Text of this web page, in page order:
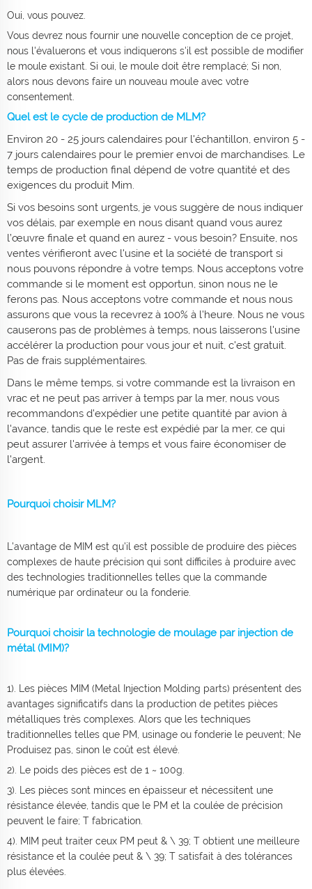
Oui, vous pouvez.
Vous devrez nous fournir une nouvelle conception de ce projet,
nous l'évaluerons et vous indiquerons s'il est possible de modifier
le moule existant. Si oui, le moule doit être remplacé; Si non,
alors nous devons faire un nouveau moule avec votre
consentement.
Quel est le cycle de production de MLM?
Environ 20 - 25 jours calendaires pour l'échantillon, environ 5 -
7 jours calendaires pour le premier envoi de marchandises. Le
temps de production final dépend de votre quantité et des
exigences du produit Mim.
Si vos besoins sont urgents, je vous suggère de nous indiquer
vos délais, par exemple en nous disant quand vous aurez
l’œuvre finale et quand en aurez - vous besoin? Ensuite, nos
ventes vérifieront avec l'usine et la société de transport si
nous pouvons répondre à votre temps. Nous acceptons votre
commande si le moment est opportun, sinon nous ne le
ferons pas. Nous acceptons votre commande et nous nous
assurons que vous la recevrez à 100% à l'heure. Nous ne vous
causerons pas de problèmes à temps, nous laisserons l'usine
accélérer la production pour vous jour et nuit, c'est gratuit.
Pas de frais supplémentaires.
Dans le même temps, si votre commande est la livraison en
vrac et ne peut pas arriver à temps par la mer, nous vous
recommandons d'expédier une petite quantité par avion à
l'avance, tandis que le reste est expédié par la mer, ce qui
peut assurer l'arrivée à temps et vous faire économiser de
l'argent.
Pourquoi choisir MLM?
L'avantage de MIM est qu'il est possible de produire des pièces
complexes de haute précision qui sont difficiles à produire avec
des technologies traditionnelles telles que la commande
numérique par ordinateur ou la fonderie.
Pourquoi choisir la technologie de moulage par injection de
métal (MIM)?
1). Les pièces MIM (Metal Injection Molding parts) présentent des
avantages significatifs dans la production de petites pièces
métalliques très complexes. Alors que les techniques
traditionnelles telles que PM, usinage ou fonderie le peuvent; Ne
Produisez pas, sinon le coût est élevé.
2). Le poids des pièces est de 1 ~ 100g.
3). Les pièces sont minces en épaisseur et nécessitent une
résistance élevée, tandis que le PM et la coulée de précision
peuvent le faire; T fabrication.
4). MIM peut traiter ceux PM peut & \ 39; T obtient une meilleure
résistance et la coulée peut & \ 39; T satisfait à des tolérances
plus élevées.